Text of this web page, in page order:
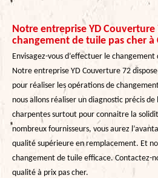
Notre entreprise YD
changement de tuile pas cher à
Envisagez-vous d’effectuer le
Notre entreprise YD Couverture 72
pour réaliser les opérations de
nous allons réaliser un diagnostic précis
charpentes surtout pour connaitre la
nombreux fournisseurs, vous aurez
qualité supérieure en remplacement. Et
changement de tuile efficace. Contactez-
qualité à prix pas cher.